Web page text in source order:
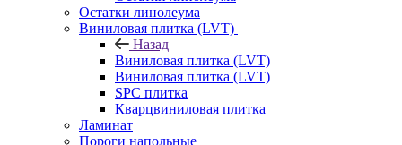
Остатки линолеума
Виниловая плитка (LVT)
Назад
Виниловая плитка (LVT)
Виниловая плитка (LVT)
SPC плитка
Кварцвиниловая плитка
Ламинат
Пороги напольные